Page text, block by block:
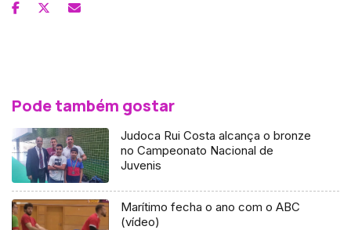
Pode também gostar
Judoca Rui Costa alcança o bronze
no Campeonato Nacional de
Juvenis
Marítimo fecha o ano com o ABC
(vídeo)